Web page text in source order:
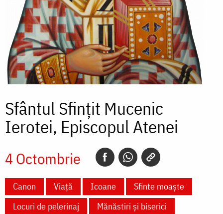
Sfântul Sfințit Mucenic
Ierotei, Episcopul Atenei
4 Octombrie
Canon Viață Icoane
Sfinte moaște
Locuri de pelerinaj
Mănăstiri și biserici